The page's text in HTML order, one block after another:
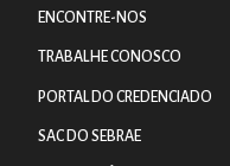
ENCONTRE-NOS
TRABALHE CONOSCO
PORTAL DO CREDENCIADO
SAC DO SEBRAE